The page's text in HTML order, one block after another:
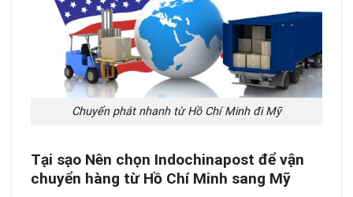
Chuyển phát nhanh từ Hồ Chí Minh đi Mỹ
Tại sạo Nên chọn Indochinapost để vận
chuyển hàng từ Hồ Chí Minh sang Mỹ